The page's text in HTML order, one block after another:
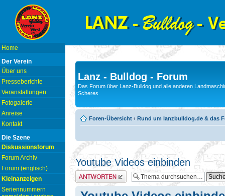
Home
Der Verein
Über uns
Presseberichte
Veranstaltungen
Fotogalerie
Anreise
Kontakt
Die Szene
Diskussionsforum
Forum Archiv
Forum (englisch)
Kleinanzeigen
Seriennummern
Lanz - Bulldog - Forum
Das Forum über Lanz-Bulldog und alle anderen
Scheres
Foren-Übersicht ‹ Rund um lanzbulldog.de & das
Youtube Videos einbinden
Antwort erstellen